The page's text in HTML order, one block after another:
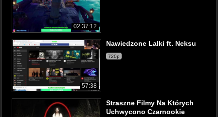
02:37:12
57:38
Nawiedzone Lalki ft. Neksu
720p
Straszne Filmy Na Których
Uchwycono Czarnookie